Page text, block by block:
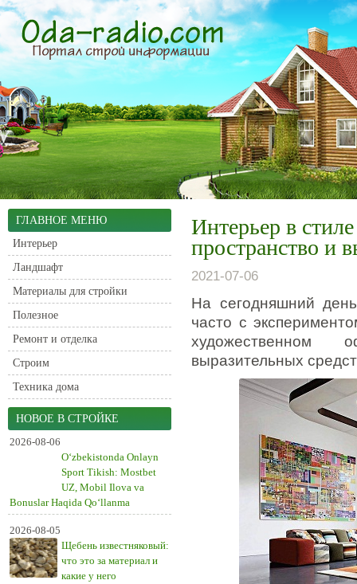
ГЛАВНОЕ МЕНЮ
Интерьер
Ландшафт
Материалы для стройки
Полезное
Ремонт и отделка
Строим
Техника дома
НОВОЕ В СТРОЙКЕ
2026-08-06
O‘zbekistonda Onlayn
Sport Tikish: Mostbet
UZ, Mobil Ilova va
Bonuslar Haqida Qo‘llanma
2026-08-05
Щебень известняковый:
что это за материал и
какие у него
Интерьер в
пространство и
2021-07-06
На сегодняшний
часто с
художественном
выразительных